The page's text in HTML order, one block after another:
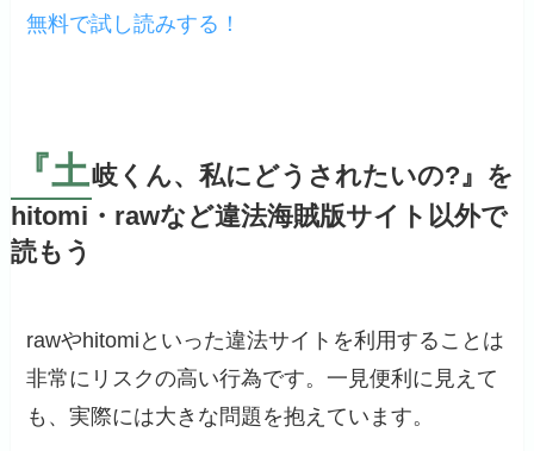
無料で試し読みする！
『土岐くん、私にどうされたいの?』を
hitomi・rawなど違法海賊版サイト以外で
読もう
rawやhitomiといった違法サイトを利用することは
非常にリスクの高い行為です。一見便利に見えて
も、実際には大きな問題を抱えています。